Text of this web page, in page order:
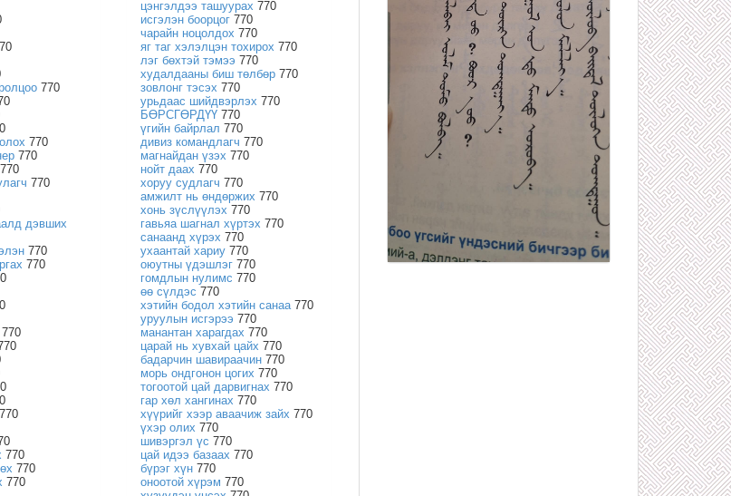
770
770
770
770
770
дэвших
770
770
770
770
770
770
770
цэнгэлдээ ташуурах 770
исгэлэн боорцог770
чарайн ноцолдох 770
яг таг хэлэлцэн тохирох 770
лэг бөхтэй тэмээ 770
худалдааны биш төлбөр770
зовлонг тэсэх 770
урьдаас шийдвэрлэх 770
БӨРСГӨРДҮҮ770
үгийн байрлал 770
дивиз командлагч 770
магнайдан үзэх 770
нойт даах 770
хоруу судлагч 770
амжилт нь өндөржих 770
хонь зүслүүлэх 770
гавьяа шагнал хүртэх 770
санаанд хүрэх 770
ухаантай хариу770
оюутны үдэшлэг770
гомдлын нулимс 770
өө сүлдэс 770
хэтийн бодол хэтийн санаа770
уруулын исгэрээ 770
манантан харагдах 770
царай нь хувхай цайх 770
бадарчин шавираачин770
морь ондгонон цогих 770
тогоотой цай дарвигнах 770
гар хөл хангинах 770
хүүрийг хээр аваачиж зайх 770
үхэр олих 770
шивэргэл үс 770
цай идээ базаах 770
бүрэг хүн770
оноотой хүрэм 770